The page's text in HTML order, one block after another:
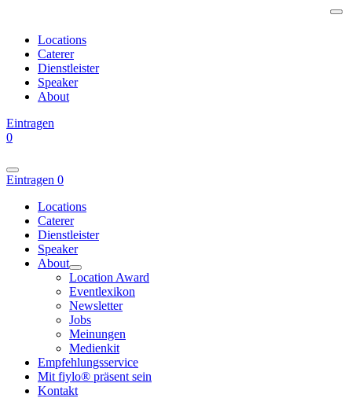
Locations
Caterer
Dienstleister
Speaker
About
Eintragen
0
Eintragen 0
Locations
Caterer
Dienstleister
Speaker
About
Location Award
Eventlexikon
Newsletter
Jobs
Meinungen
Medienkit
Empfehlungsservice
Mit fiylo® präsent sein
Kontakt